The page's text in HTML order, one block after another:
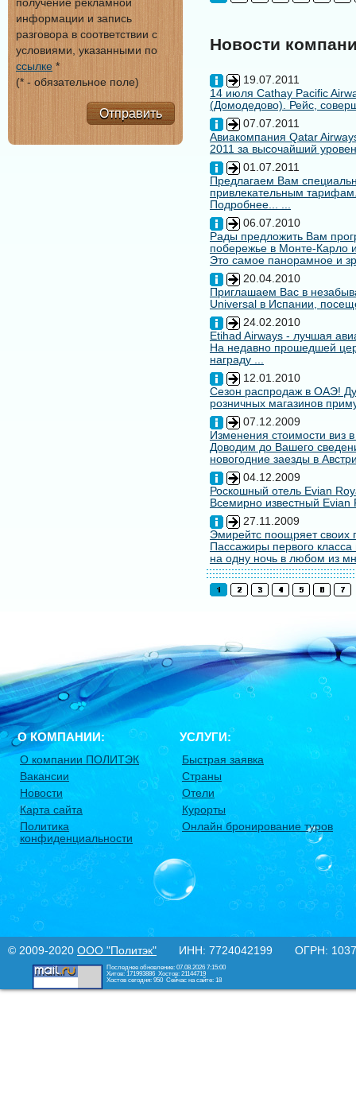
Новости
19.07.2011
14 июля Cathay Pacific
(Домодедово). Рейс,
07.07.2011
Авиакомпания Qatar
2011 за высочайший
01.07.2011
Предлагаем Вам
привлекательным
Подробнее... ...
06.07.2010
Рады предложить Вам
побережье в Монте-Карло
Это самое панорамное и
20.04.2010
Приглашаем Вас в
Universal в Испании,
24.02.2010
Etihad Airways - лучшая
На недавно прошедшей
награду ...
12.01.2010
Сезон распродаж в ОАЭ!
розничных магазинов
07.12.2009
Изменения стоимости виз
Доводим до Вашего
новогодние заезды в
04.12.2009
Роскошный отель Evian
Всемирно известный
27.11.2009
Эмирейтс поощряет своих
Пассажиры первого
на одну ночь в любом из
информации и запись
разговора в соответствии с
условиями, указанными по
ссылке *
(* - обязательное поле)
Отправить
О КОМПАНИИ:
О компании ПОЛИТЭК
Вакансии
Новости
Карта сайта
Политика
конфиденциальности
УСЛУГИ:
Быстрая заявка
Страны
Отели
Курорты
Онлайн бронирование туров
© 2009-2020 ООО "Политэк" ИНН: 7724042199 ОГРН:
Последнее обновление: 07.08.2026 7:15:00
Хитов: 171993886 Хостов: 21144719
Хостов сегодня: 950 Сейчас на сайте: 18